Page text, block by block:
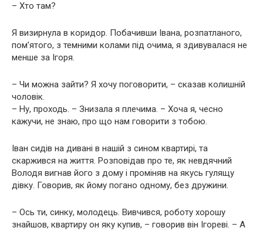
– Хто там?
Я визирнула в коридор. Побачивши Івана, розпатланого,
пом’ятого, з темними колами під очима, я здивувалася не
менше за Ігоря.
– Чи можна зайти? Я хочу поговорити, – сказав колишній
чоловік.
– Ну, проходь. – Знизала я плечима. – Хоча я, чесно
кажучи, не знаю, про що нам говорити з тобою.
Іван сидів на дивані в нашій з сином квартирі, та
скаржився на життя. Розповідав про те, як невдячний
Володя вигнав його з дому і проміняв на якусь гулящу
дівку. Говорив, як йому погано одному, без дружини.
– Ось ти, синку, молодець. Вивчився, роботу хорошу
знайшов, квартиру он яку купив, – говорив він Ігореві. – А